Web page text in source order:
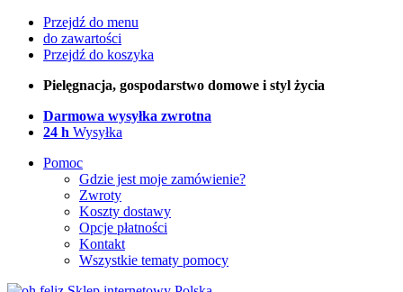
Przejdź do menu
do zawartości
Przejdź do koszyka
Pielęgnacja, gospodarstwo domowe i styl życia
Darmowa wysyłka zwrotna
24 h Wysyłka
Pomoc
Gdzie jest moje zamówienie?
Zwroty
Koszty dostawy
Opcje płatności
Kontakt
Wszystkie tematy pomocy